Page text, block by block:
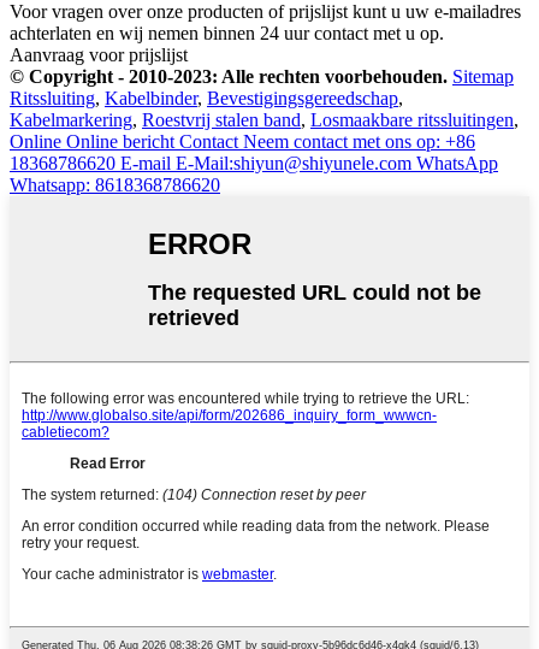
Voor vragen over onze producten of prijslijst kunt u uw e-mailadres
achterlaten en wij nemen binnen 24 uur contact met u op.
Aanvraag voor prijslijst
© Copyright - 2010-2023: Alle rechten voorbehouden. Sitemap
Ritssluiting, Kabelbinder, Bevestigingsgereedschap,
Kabelmarkering, Roestvrij stalen band, Losmaakbare ritssluitingen,
Online Online bericht Contact Neem contact met ons op: +86
18368786620 E-mail E-Mail:shiyun@shiyunele.com WhatsApp
Whatsapp: 8618368786620